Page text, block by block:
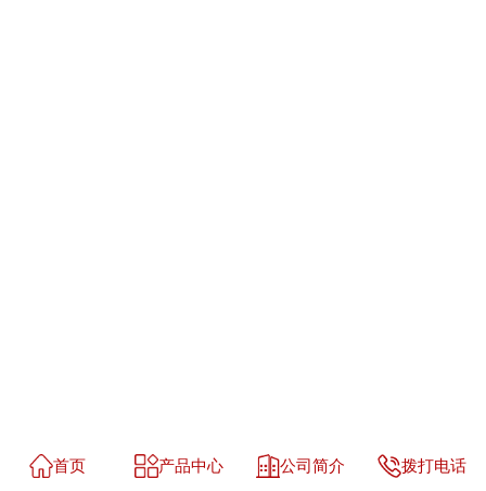
首页 产品中心 公司简介 拨打电话